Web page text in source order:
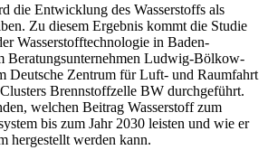
die Entwicklung des Wasserstoffs als
Zu diesem Ergebnis kommt die Studie
Wasserstofftechnologie in Baden-
Beratungsunternehmen Ludwig-Bölkow-
Deutsche Zentrum für Luft- und Raumfahrt
Brennstoffzelle BW durchgeführt.
welchen Beitrag Wasserstoff zum
bis zum Jahr 2030 leisten und wie er
hergestellt werden kann.